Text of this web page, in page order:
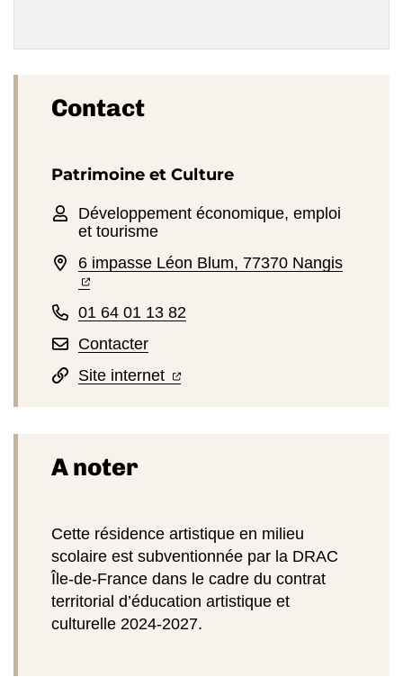
Contact
Patrimoine et Culture
Développement économique, emploi
et tourisme
6 impasse Léon Blum, 77370 Nangis
(ouverture dans un nouvel onglet)
01 64 01 13 82
Contacter
Site internet (ouverture dans un nouvel
(ouverture dans un nouvel
A noter
Cette résidence artistique en milieu
scolaire est subventionnée par la DRAC
Île-de-France dans le cadre du contrat
territorial d’éducation artistique et
culturelle 2024-2027.